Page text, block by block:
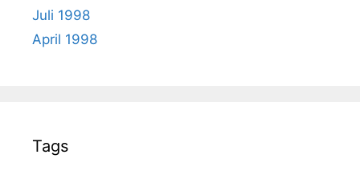
Juli 1998
April 1998
Tags